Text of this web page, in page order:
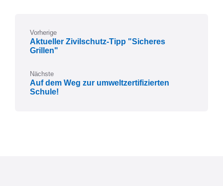
Vorherige
Aktueller Zivilschutz-Tipp "Sicheres
Grillen"
Nächste
Auf dem Weg zur umweltzertifizierten
Schule!